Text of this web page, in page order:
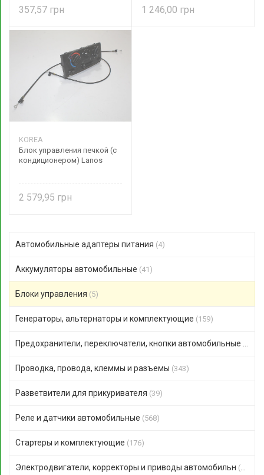
357,57
8128020-02
1 246,00
KOREA
Блок управления печкой (с
кондиционером) Lanos
2 579,95
Автомобильные адаптеры питания (4)
Аккумуляторы автомобильные (41)
Блоки управления (5)
Генераторы, альтернаторы и комплектующие (159)
(306)
Проводка, провода, клеммы и разъемы (343)
Разветвители для прикуривателя (39)
Реле и датчики автомобильные (568)
Стартеры и комплектующие (176)
Электродвигатели, корректоры и приводы автомобильн (123)